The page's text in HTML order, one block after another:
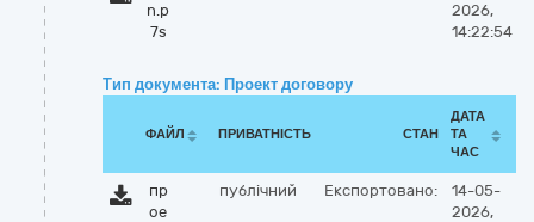
n.p
7s
2026,
14:22:54
Тип документа: Проект договору
ФАЙЛ ПРИВАТНІСТЬ СТАН
ДАТА
ТА
ЧАС
пр
ое
публічний Експортовано:
14-05-
2026,